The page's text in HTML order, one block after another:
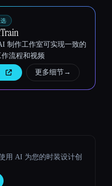
制作工作室可实现一致的
流程和视频
更多细节→
用 AI 为您的时装设计创